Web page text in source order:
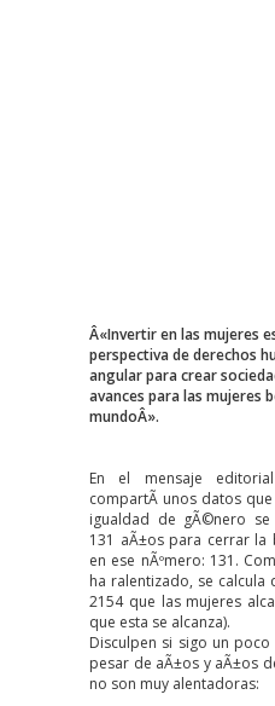
Â«Invertir en las mujeres
perspectiva de derechos
angular para crear
avances para las mujeres
mundoÂ».
En el mensaje
compartÃ­ unos datos
igualdad de gÃ©nero se
131 aÃ±os para cerrar la
en ese nÃºmero: 131.
ha ralentizado, se calcula
2154 que las mujeres
que esta se alcanza).
Disculpen si sigo un
pesar de aÃ±os y aÃ±os
no son muy alentadoras: